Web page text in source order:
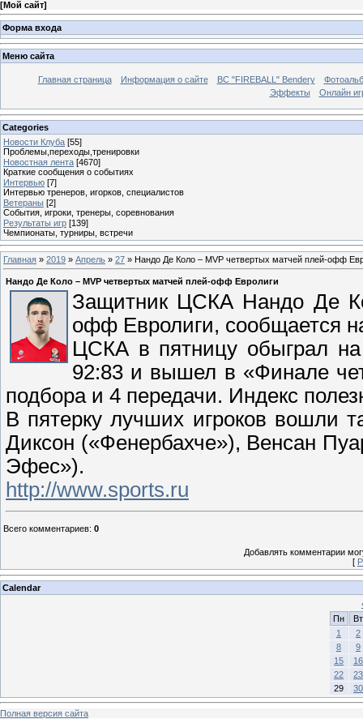
[Мой сайт]
Форма входа
Меню сайта
Главная страница Информация о сайте BC "FIREBALL" Bendery
Эффекты
Онлайн
Categories
Новости Клуба [55]
Проблемы,переходы,тренировки
Новостная лента [4670]
Краткие сообщения о событиях
Интервью [7]
Интервью тренеров, игорков, специалистов
Ветераны [2]
События, игроки, тренеры, соревнования
Результаты игр [139]
Чемпионаты, турниры, встречи
Главная » 2019 » Апрель » 27 » Нандо Де Коло – MVP четвертых матчей плей-офф
Нандо Де Коло – MVP четвертых матчей плей-офф Евролиги
Защитник ЦСКА Нандо Де
офф Евролиги, сообщается
ЦСКА в пятницу обыграл
92:83 и вышел в «Финале
подбора и 4 передачи. Индекс
В пятерку лучших игроков вошли
Диксон («Фенербахче»), Венсан
Эфес»).
http://www.sports.ru
Всего комментариев: 0
Добавлять комментарии
[
Calendar
Пн
Вт
1
2
8
9
15
16
22
23
29
30
Полная версия сайта